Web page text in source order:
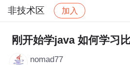
非技术区 加入
社区 非技术区 帖子详情
刚开始学java 如何学习
nomad77